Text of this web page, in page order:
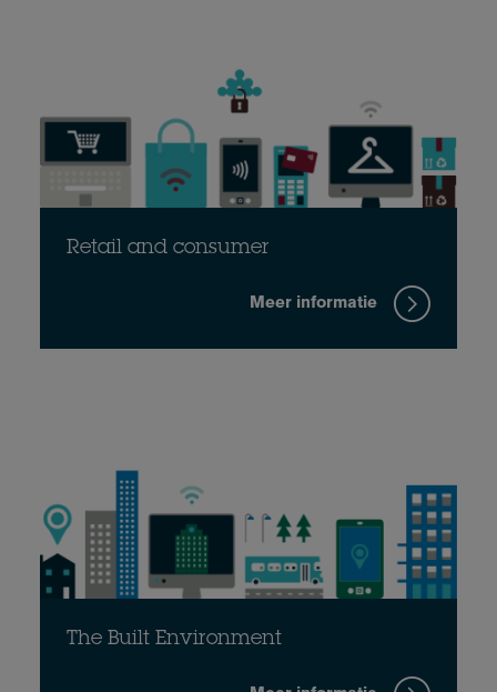
Retail and consumer
Meer informatie
The Built Environment